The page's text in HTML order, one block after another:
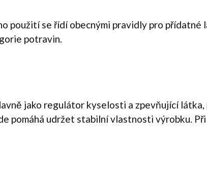
použití se řídí obecnými pravidly pro přídatné
potravin.
jako regulátor kyselosti a zpevňující látka,
pomáhá udržet stabilní vlastnosti výrobku.